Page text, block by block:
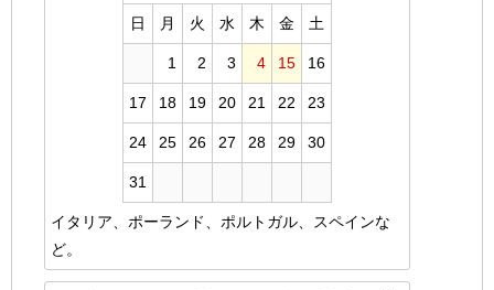
日 月 火 水 木 金 土
1 2 3 4 15 16
17 18 19 20 21 22 23
24 25 26 27 28 29 30
31
イタリア、ポーランド、ポルトガル、スペインな
ど。